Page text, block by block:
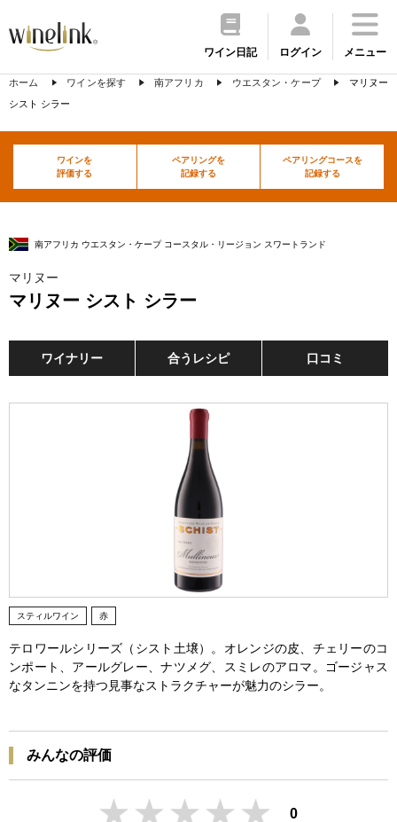
ワイン日記 ログイン メニュー
ホーム ワインを探す 南アフリカ ウエスタン・ケープ
マリヌー
シスト シラー
ワインを
評価する
ペアリングを
記録する
ペアリングコースを
記録する
南アフリカ ウエスタン・ケープ コースタル・リージョン スワートランド
マリヌー
マリヌー シスト シラー
ワイナリー 合うレシピ 口コミ
スティルワイン 赤
テロワールシリーズ（シスト土壌）。オレンジの皮、チェリーのコ
ンポート、アールグレー、ナツメグ、スミレのアロマ。ゴージャス
なタンニンを持つ見事なストラクチャーが魅力のシラー。
みんなの評価
0